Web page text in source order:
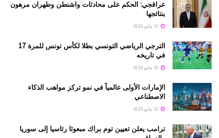
عراقجي: الحكم على محادثات واشنطن وطهران مرهون
بنتائجها
الترجي الرياضي التونسي بطلا لكأس تونس للمرة 17
في تاريخه
الإمارات الأولى عالمياً في نمو تركز مواهب الذكاء
الاصطناعي
ترامب يعلن تعيين توم براك مبعوثا رئاسيا إلى سوريا